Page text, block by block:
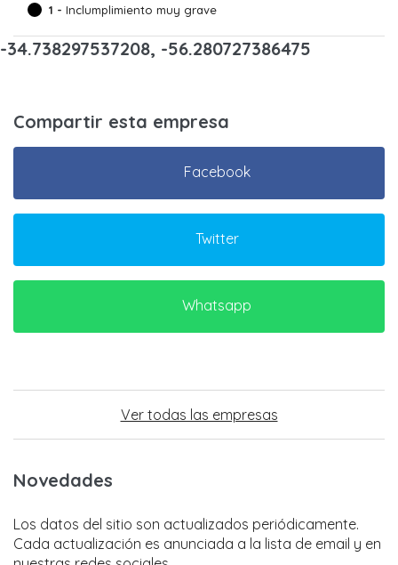
1 - Inclumplimiento muy grave
-34.738297537208, -56.280727386475
Compartir esta empresa
Facebook
Twitter
Whatsapp
Ver todas las empresas
Novedades
Los datos del sitio son actualizados periódicamente.
Cada actualización es anunciada a la lista de email y en